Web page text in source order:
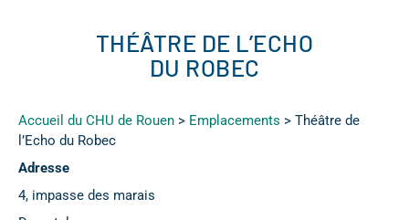
THÉÂTRE DE L’ECHO
DU ROBEC
Accueil du CHU de Rouen > Emplacements > Théâtre de
l’Echo du Robec
Adresse
4, impasse des marais